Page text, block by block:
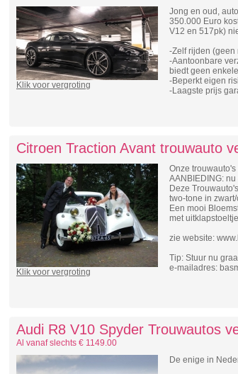
Klik voor vergroting
Jong en oud,
350.000 Euro
V12 en 517pk)
-Zelf rijden (geen
-Aantoonbare
biedt geen
-Beperkt eigen
-Laagste prijs
Citroen Traction Avant trouwauto
Klik voor vergroting
Onze
AANBIEDING:
Deze
two-tone in
Een mooi
met
zie website:
Tip: Stuur nu
e-mailadres:
Audi R8 V10 Spyder Trouwautos
Al vanaf slechts € 1149.00
De enige in